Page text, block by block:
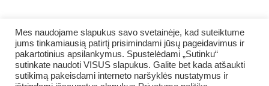
Mes naudojame slapukus savo svetainėje, kad suteiktume
jums tinkamiausią patirtį prisimindami jūsų pageidavimus ir
pakartotinius apsilankymus. Spustelėdami „Sutinku“
sutinkate naudoti VISUS slapukus. Galite bet kada atšaukti
sutikimą pakeisdami interneto naršyklės nustatymus ir